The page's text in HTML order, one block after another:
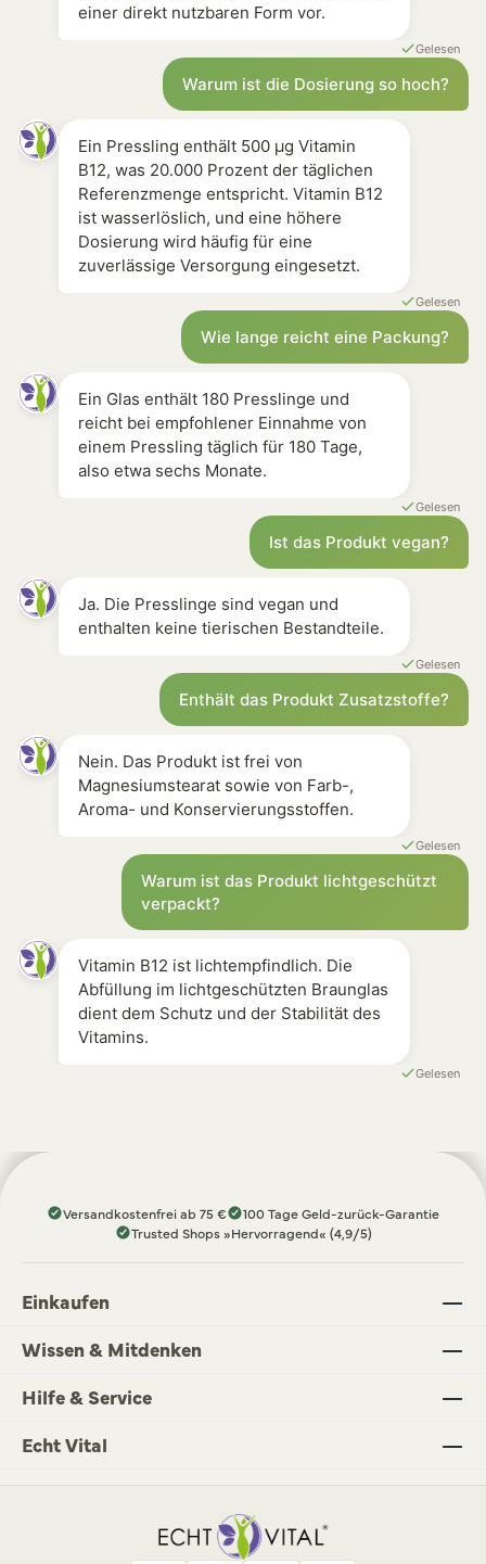
einer direkt nutzbaren Form vor.
Gelesen
Warum ist die Dosierung so hoch?
Ein Pressling enthält 500 µg Vitamin
B12, was 20.000 Prozent der täglichen
Referenzmenge entspricht. Vitamin B12
ist wasserlöslich, und eine höhere
Dosierung wird häufig für eine
zuverlässige Versorgung eingesetzt.
Gelesen
Wie lange reicht eine Packung?
Ein Glas enthält 180 Presslinge und
reicht bei empfohlener Einnahme von
einem Pressling täglich für 180 Tage,
also etwa sechs Monate.
Gelesen
Ist das Produkt vegan?
Ja. Die Presslinge sind vegan und
enthalten keine tierischen Bestandteile.
Gelesen
Enthält das Produkt Zusatzstoffe?
Nein. Das Produkt ist frei von
Magnesiumstearat sowie von Farb-,
Aroma- und Konservierungsstoffen.
Gelesen
Warum ist das Produkt lichtgeschützt
verpackt?
Vitamin B12 ist lichtempfindlich. Die
Abfüllung im lichtgeschützten Braunglas
dient dem Schutz und der Stabilität des
Vitamins.
Gelesen
Versandkostenfrei ab 75 €
100 Tage Geld-zurück-Garantie
Trusted Shops »Hervorragend« (4,9/5)
Einkaufen
Wissen & Mitdenken
Hilfe & Service
Echt Vital